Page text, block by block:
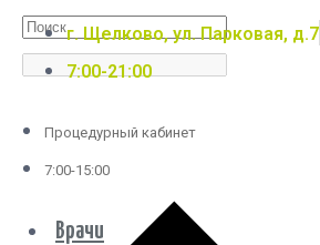
г. Щелково, ул. Парковая, д.7
7:00-21:00
Процедурный кабинет
7:00-15:00
Врачи